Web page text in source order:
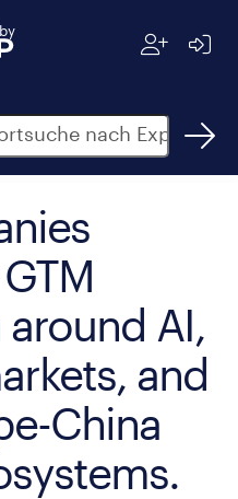
AI,
and
China